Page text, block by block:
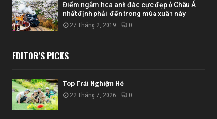
Điểm ngắm hoa anh đào cực đẹp ở Châu Á
nhất định phải đến trong mùa xuân này
27 Tháng 2, 2019 0
EDITOR'S PICKS
Top Trải Nghiệm Hè
22 Tháng 7, 2026 0